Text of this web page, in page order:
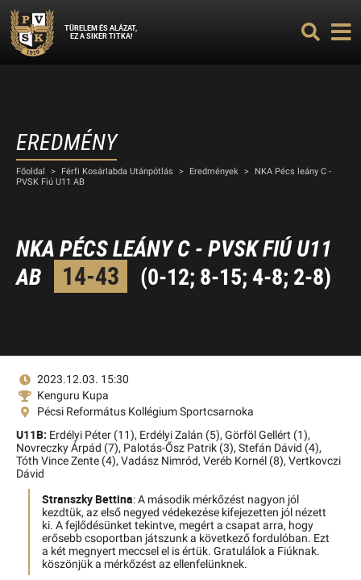
TÜRELEM ÉS ALÁZAT,
EZ A SIKER TITKA!
EREDMÉNY
Főoldal > Férfi Kosárlabda Utánpótlás > Eredmények >
NKA Pécs leány C -
PVSK Fiú U11 AB
NKA PÉCS LEÁNY C - PVSK FIÚ U11
AB
14-43 (0-12; 8-15; 4-8; 2-8)
2023.12.03. 15:30
Kenguru Kupa
Pécsi Református Kollégium Sportcsarnoka
U11B: Erdélyi Péter (11), Erdélyi Zalán (5), Görföl Gellért (1),
Novreczky Árpád (7), Palotás-Ősz Patrik (3), Stefán Dávid (4),
Tóth Vince Zente (4), Vadász Nimród, Veréb Kornél (8), Vertkovczi
Dávid
Stranszky Bettina: A második mérkőzést nagyon jól
kezdtük, az első negyed védekezése kifejezetten jól nézett
ki. A fejlődésünket tekintve, megért a csapat arra, hogy
erősebb csoportban játszunk a következő fordulóban. Ezt
a két megnyert meccsel el is értük. Gratulálok a Fiúknak.
köszönjük a mérkőzést az ellenfelünknek.